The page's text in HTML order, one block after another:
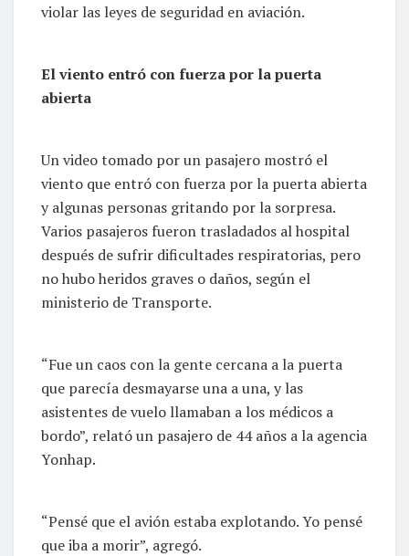
violar las leyes de seguridad en aviación.
El viento entró con fuerza por la puerta
abierta
Un video tomado por un pasajero mostró el
viento que entró con fuerza por la puerta abierta
y algunas personas gritando por la sorpresa.
Varios pasajeros fueron trasladados al hospital
después de sufrir dificultades respiratorias, pero
no hubo heridos graves o daños, según el
ministerio de Transporte.
“Fue un caos con la gente cercana a la puerta
que parecía desmayarse una a una, y las
asistentes de vuelo llamaban a los médicos a
bordo”, relató un pasajero de 44 años a la agencia
Yonhap.
“Pensé que el avión estaba explotando. Yo pensé
que iba a morir”, agregó.